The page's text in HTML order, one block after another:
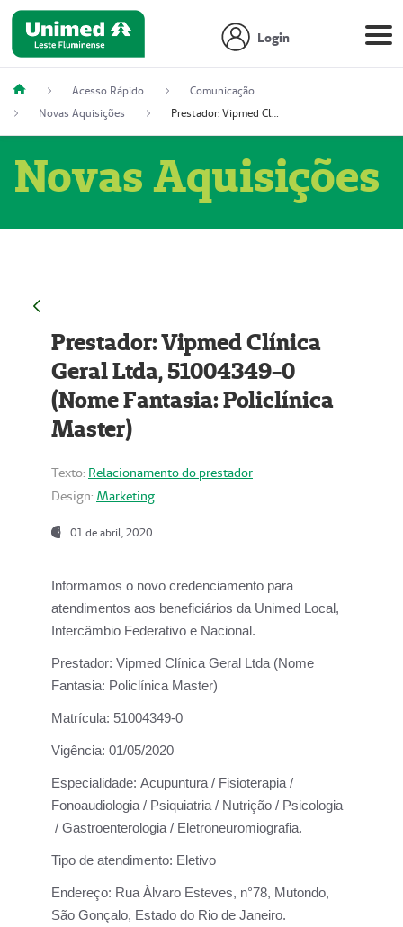
Login
Acesso Rápido
Comunicação
Novas Aquisições
Prestador: Vipmed Clínica Geral Ltda, 51004349-0 (Nome Fantasia: Policlínica Master)
Novas Aquisições
Prestador: Vipmed Clínica
Geral Ltda, 51004349-0
(Nome Fantasia: Policlínica
Master)
Texto: Relacionamento do prestador
Design: Marketing
01 de abril, 2020
Informamos o novo credenciamento para
atendimentos aos beneficiários da Unimed Local,
Intercâmbio Federativo e Nacional.
Prestador: Vipmed Clínica Geral Ltda (Nome
Fantasia: Policlínica Master)
Matrícula: 51004349-0
Vigência: 01/05/2020
Especialidade: Acupuntura / Fisioterapia /
Fonoaudiologia / Psiquiatria / Nutrição / Psicologia
/ Gastroenterologia / Eletroneuromiografia.
Tipo de atendimento: Eletivo
Endereço: Rua Àlvaro Esteves, n°78, Mutondo,
São Gonçalo, Estado do Rio de Janeiro.